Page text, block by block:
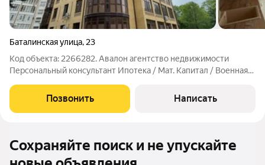
Баталинская улица, 23
Код объекта: 2266282. Авалон агентство недвижимости
Персональный консультант Ипотека / Мат. Капитал / Военная
курортной зоны. Закрытая территория, индивидуальное
отопление, но самое главное это
Позвонить Написать
Сохраняйте поиск и не упускайте